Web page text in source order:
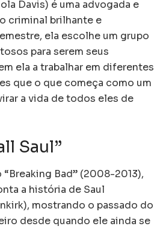
Davis) é uma advogada e
criminal brilhante e
ela escolhe um grupo
para serem seus
ela a trabalhar em diferentes
que o que começa como um
a vida de todos eles de
Saul”
Bad” (2008-2013),
a história de Saul
mostrando o passado do
desde quando ele ainda se